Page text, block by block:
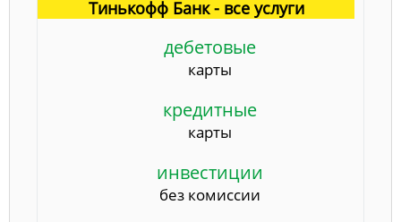
Тинькофф Банк - все услуги
дебетовые
карты
кредитные
карты
инвестиции
без комиссии